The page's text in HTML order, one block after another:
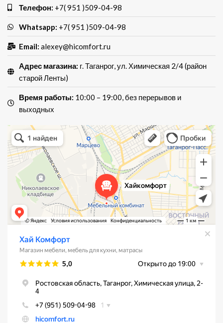
Телефон: +7( 951 )509-04-98
Whatsapp: +7( 951 )509-04-98
Email: alexey@hicomfort.ru
Адрес магазина: г. Таганрог, ул. Химическая 2/4 (район
старой Ленты)
Время работы: 10:00 – 19:00, без перерывов и
выходных
Хай Комфорт
Магазин мебели в Таганроге
Мебель для кухни в Таганроге